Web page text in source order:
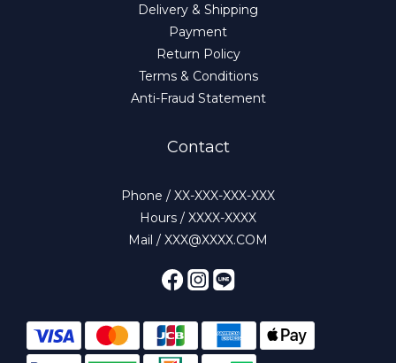
Delivery & Shipping
Payment
Return Policy
Terms & Conditions
Anti-Fraud Statement
Contact
Phone / XX-XXX-XXX-XXX
Hours / XXXX-XXXX
Mail / XXX@XXXX.COM